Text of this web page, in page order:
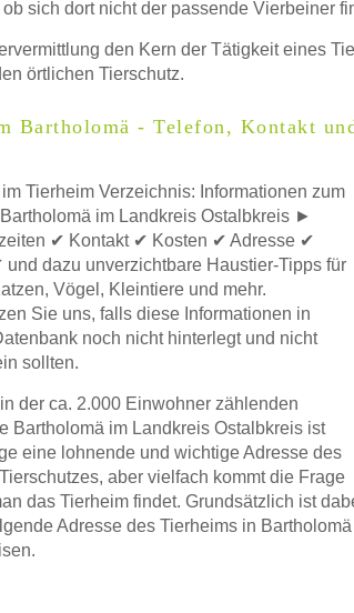
Informationen über das Tier
Name des Tiers
Geschlecht*
Beschreibung des Tiers*
sich dort nicht der passende Vierbeiner
den Kern der Tätigkeit eines
örtlichen Tierschutz.
Bartholomä - Telefon, Kontakt
Tierheim Verzeichnis: Informationen zum
im Landkreis Ostalbkreis ►
✔ Kontakt ✔ Kosten ✔ Adresse ✔
und dazu unverzichtbare Haustier-Tipps für
Vögel, Kleintiere und mehr.
Sie uns, falls diese Informationen in
noch nicht hinterlegt und nicht
sollten.
der ca. 2.000 Einwohner zählenden
Bartholomä im Landkreis Ostalbkreis ist
eine lohnende und wichtige Adresse des
aber vielfach kommt die Frage
das Tierheim findet. Grundsätzlich ist
Adresse des Tierheims in Bartholomä